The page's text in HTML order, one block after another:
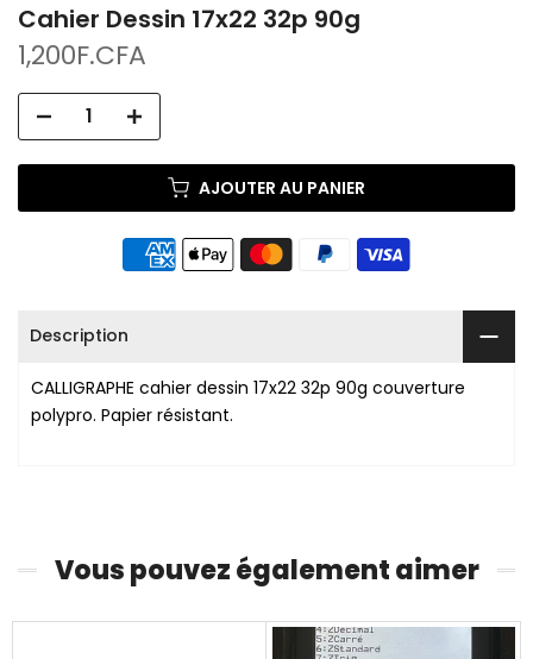
Cahier Dessin 17x22 32p 90g
1,200F.CFA
AJOUTER AU PANIER
Description
CALLIGRAPHE cahier dessin 17x22 32p 90g couverture
polypro. Papier résistant.
Vous pouvez également aimer